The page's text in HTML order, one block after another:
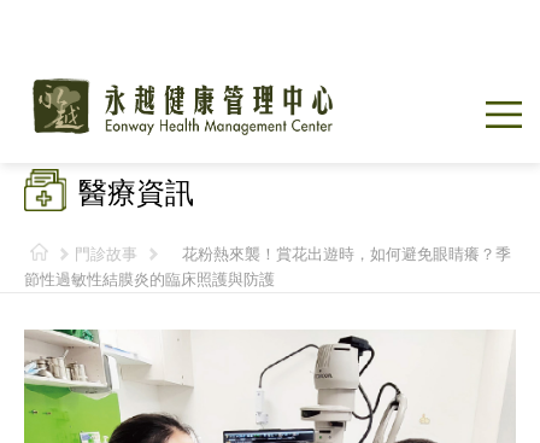
醫療資訊
門診故事
花粉熱來襲！賞花出遊時，如何避免眼睛癢？季
節性過敏性結膜炎的臨床照護與防護